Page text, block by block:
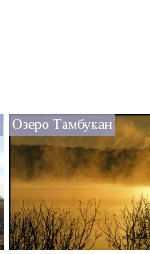
Озеро Тамбукан